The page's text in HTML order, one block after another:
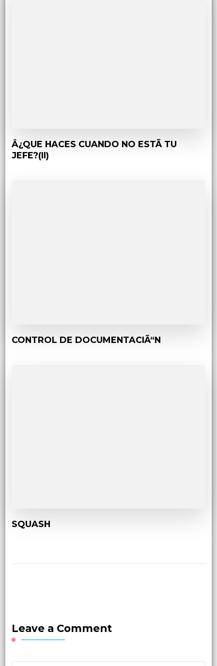
Â¿QUE HACES CUANDO NO ESTÃ TU
JEFE?(II)
CONTROL DE DOCUMENTACIÃ“N
SQUASH
Leave a Comment